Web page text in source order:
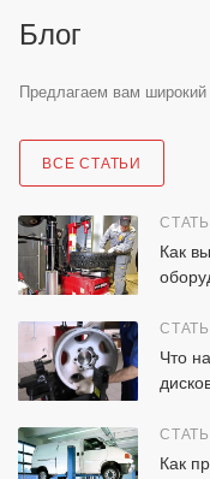
Блог
Предлагаем вам широкий
ВСЕ СТАТЬИ
Как
Что
Как